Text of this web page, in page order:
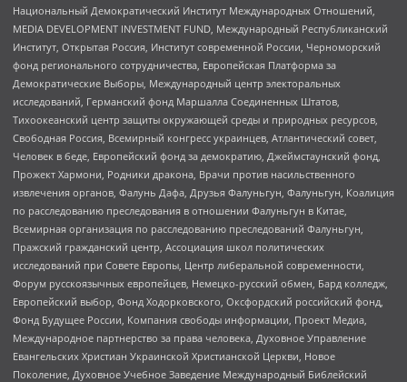
Национальный Демократический Институт Международных Отношений,
MEDIA DEVELOPMENT INVESTMENT FUND, Международный Республиканский
Институт, Открытая Россия, Институт современной России, Черноморский
фонд регионального сотрудничества, Европейская Платформа за
Демократические Выборы, Международный центр электоральных
исследований, Германский фонд Маршалла Соединенных Штатов,
Тихоокеанский центр защиты окружающей среды и природных ресурсов,
Свободная Россия, Всемирный конгресс украинцев, Атлантический совет,
Человек в беде, Европейский фонд за демократию, Джеймстаунский фонд,
Прожект Хармони, Родники дракона, Врачи против насильственного
извлечения органов, Фалунь Дафа, Друзья Фалуньгун, Фалуньгун, Коалиция
по расследованию преследования в отношении Фалуньгун в Китае,
Всемирная организация по расследованию преследований Фалуньгун,
Пражский гражданский центр, Ассоциация школ политических
исследований при Совете Европы, Центр либеральной современности,
Форум русскоязычных европейцев, Немецко-русский обмен, Бард колледж,
Европейский выбор, Фонд Ходорковского, Оксфордский российский фонд,
Фонд Будущее России, Компания свободы информации, Проект Медиа,
Международное партнерство за права человека, Духовное Управление
Евангельских Христиан Украинской Христианской Церкви, Новое
Поколение, Духовное Учебное Заведение Международный Библейский